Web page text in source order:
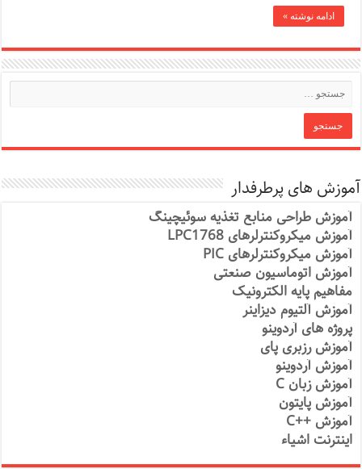
ادامه نوشته »
آموزش های پرطرفدار
آموزش طراحی منابع تغذیه سوئیچینگ
آموزش میکروکنترلرهای LPC1768
آموزش میکروکنترلرهای PIC
آموزش اتوماسیون صنعتی
مفاهیم پایه الکترونیک
آموزش آلتیوم دیزاینر
پروژه های آردوینو
آموزش رزبری پای
آموزش آردوینو
آموزش زبان C
آموزش پایتون
آموزش ++C
اینترنت اشیاء